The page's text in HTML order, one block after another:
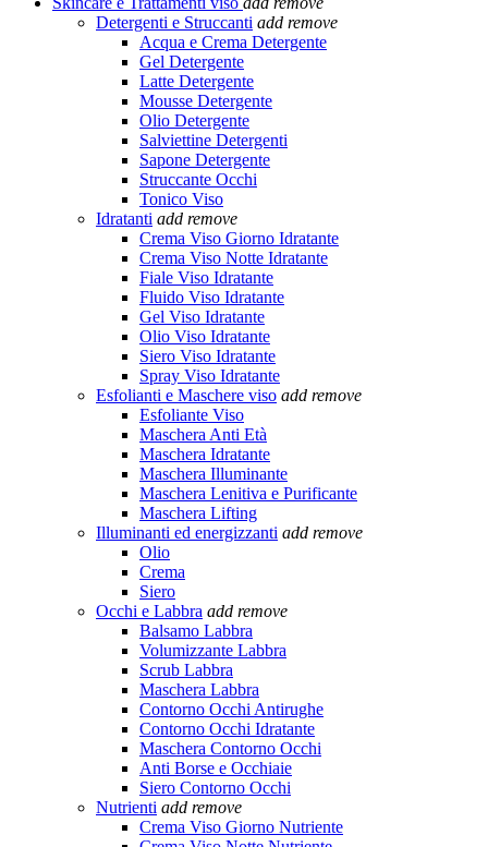
Detergenti e Struccanti add remove
Acqua e Crema Detergente
Gel Detergente
Latte Detergente
Mousse Detergente
Olio Detergente
Salviettine Detergenti
Sapone Detergente
Struccante Occhi
Tonico Viso
Idratanti add remove
Crema Viso Giorno Idratante
Crema Viso Notte Idratante
Fiale Viso Idratante
Fluido Viso Idratante
Gel Viso Idratante
Olio Viso Idratante
Siero Viso Idratante
Spray Viso Idratante
Esfolianti e Maschere viso add remove
Esfoliante Viso
Maschera Anti Età
Maschera Idratante
Maschera Illuminante
Maschera Lenitiva e Purificante
Maschera Lifting
Illuminanti ed energizzanti add remove
Olio
Crema
Siero
Occhi e Labbra add remove
Balsamo Labbra
Volumizzante Labbra
Scrub Labbra
Maschera Labbra
Contorno Occhi Antirughe
Contorno Occhi Idratante
Maschera Contorno Occhi
Anti Borse e Occhiaie
Siero Contorno Occhi
Nutrienti add remove
Crema Viso Giorno Nutriente